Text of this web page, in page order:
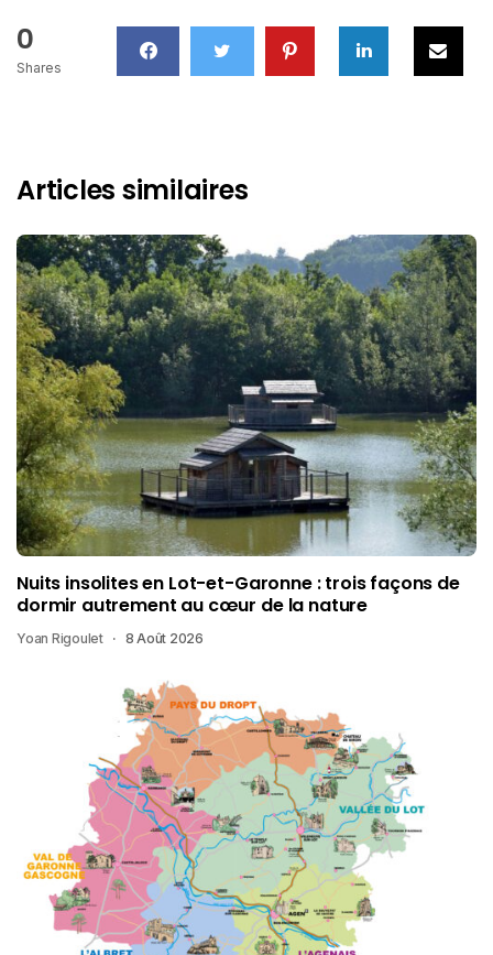
0
Shares
Articles similaires
Nuits insolites en Lot-et-Garonne : trois façons de
dormir autrement au cœur de la nature
Yoan Rigoulet 8 Août 2026